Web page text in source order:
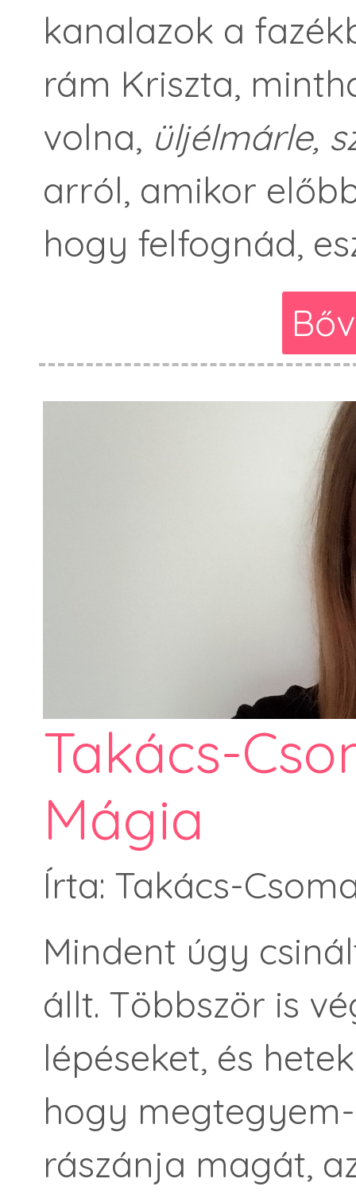
kanalazok a
rám Kriszta,
volna, üljélmárle,
arról, amikor
hogy felfognád,
Takács-
Mágia
Írta: Takács-
Mindent úgy
állt. Többször is
lépéseket, és
hogy
rászánja magát,